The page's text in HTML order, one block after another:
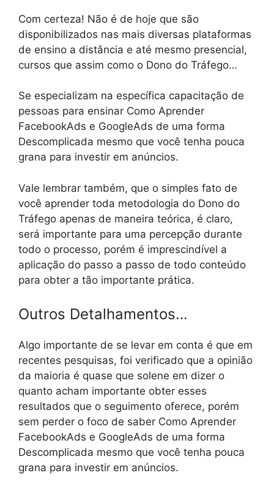
Com certeza! Não é de hoje que são
disponibilizados nas mais diversas plataformas
de ensino a distância e até mesmo presencial,
cursos que assim como o Dono do Tráfego…
Se especializam na específica capacitação de
pessoas para ensinar Como Aprender
FacebookAds e GoogleAds de uma forma
Descomplicada mesmo que você tenha pouca
grana para investir em anúncios.
Vale lembrar também, que o simples fato de
você aprender toda metodologia do Dono do
Tráfego apenas de maneira teórica, é claro,
será importante para uma percepção durante
todo o processo, porém é imprescindível a
aplicação do passo a passo de todo conteúdo
para obter a tão importante prática.
Outros Detalhamentos…
Algo importante de se levar em conta é que em
recentes pesquisas, foi verificado que a opinião
da maioria é quase que solene em dizer o
quanto acham importante obter esses
resultados que o seguimento oferece, porém
sem perder o foco de saber Como Aprender
FacebookAds e GoogleAds de uma forma
Descomplicada mesmo que você tenha pouca
grana para investir em anúncios.